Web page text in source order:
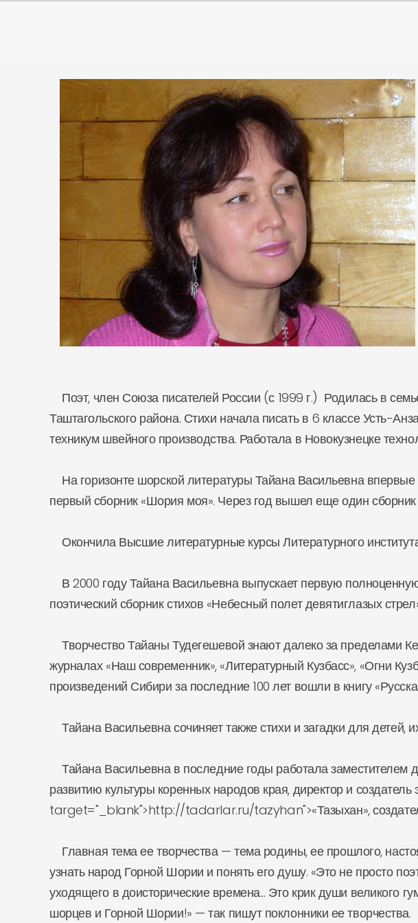
Поэт, член Союза писателей России (с 1999 г.) Родилась в
Таштагольского района. Стихи начала писать в 6 классе Усть-
техникум швейного производства. Работала в Новокузнецке
На горизонте шорской литературы Тайана Васильевна
первый сборник «Шория моя». Через год вышел еще один
Окончила Высшие литературные курсы Литературного
В 2000 году Тайана Васильевна выпускает первую
поэтический сборник стихов «Небесный полет девятиглазых
Творчество Тайаны Тудегешевой знают далеко за пределами
журналах «Наш современник», «Литературный Кузбасс», «Огни
произведений Сибири за последние 100 лет вошли в книгу
Тайана Васильевна сочиняет также стихи и загадки для
Тайана Васильевна в последние годы работала заместителем
развитию культуры коренных народов края, директор и
target="_blank">http://tadarlar.ru/tazyhan">«Тазыхан»,
Главная тема ее творчества — тема родины, ее прошлого,
узнать народ Горной Шории и понять его душу. «Это не просто
уходящего в доисторические времена... Это крик души великого
шорцев и Горной Шории!» — так пишут поклонники ее